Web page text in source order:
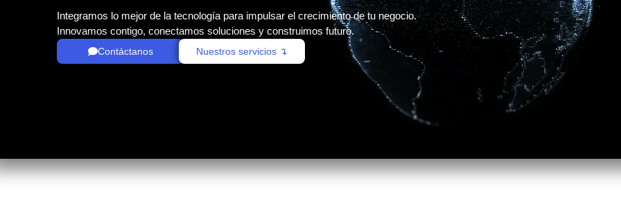
Integramos lo mejor de la tecnología para impulsar el crecimiento de tu negocio.
Innovamos contigo, conectamos soluciones y construimos futuro.
Contáctanos Nuestros servicios ↴